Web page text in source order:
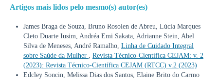
Artigos mais lidos pelo mesmo(s) autor(es)
James Braga de Souza, Bruno Rosolen de Abreu, Lúcia Marques
Cleto Duarte Iusim, Andréa Emi Sakata, Adrianne Stein, Abel
Silva de Meneses, André Ramalho, Linha de Cuidado Integral
sobre Saúde da Mulher
Revista Técnico-Científica CEJAM: v. 2
(2023): Revista Técnico-Científica CEJAM (RTCC) v.2 (2023)
Edcley Soncin, Melissa Dias dos Santos, Elaine Brito do Carmo